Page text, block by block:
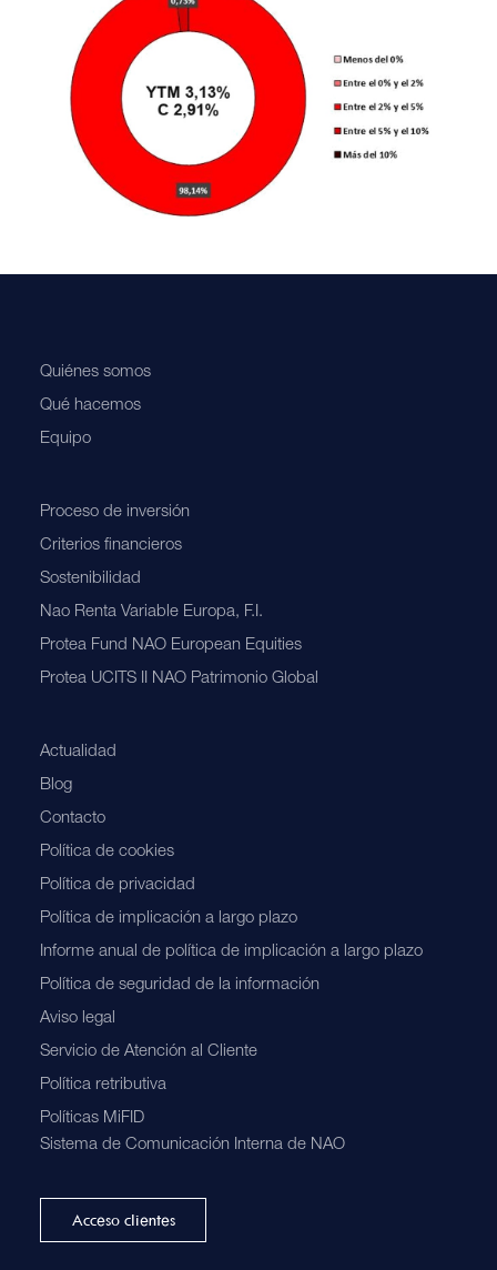
Quiénes somos
Qué hacemos
Equipo
Proceso de inversión
Criterios financieros
Sostenibilidad
Nao Renta Variable Europa, F.I.
Protea Fund NAO European Equities
Protea UCITS II NAO Patrimonio Global
Actualidad
Blog
Contacto
Política de cookies
Política de privacidad
Política de implicación a largo plazo
Informe anual de política de implicación a largo plazo
Política de seguridad de la información
Aviso legal
Servicio de Atención al Cliente
Política retributiva
Políticas MiFID
Sistema de Comunicación Interna de NAO
Acceso clientes